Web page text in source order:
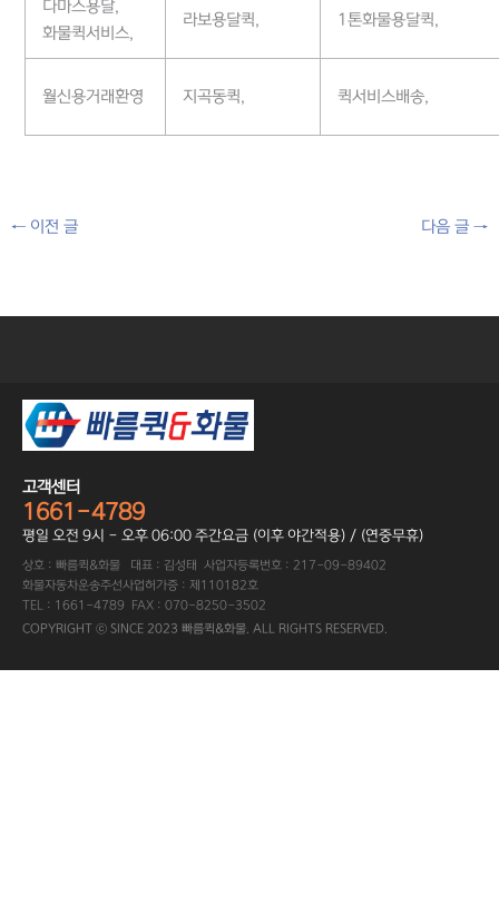
다마스용달,
화물퀵서비스,
라보용달퀵, 1톤화물용달퀵,
월신용거래환영 지곡동퀵, 퀵서비스배송,
←이전 글 다음 글→
고객센터
1661-4789
평일 오전 9시 - 오후 06:00 주간요금 (이후 야간적용) / (연중무휴)
상호 : 빠름퀵&화물 대표 : 김성태 사업자등록번호 : 217-09-89402
화물자동차운송주선사업허가증 : 제110182호
TEL : 1661-4789 FAX : 070-8250-3502
COPYRIGHT ⓒ SINCE 2023 빠름퀵&화물. ALL RIGHTS RESERVED.